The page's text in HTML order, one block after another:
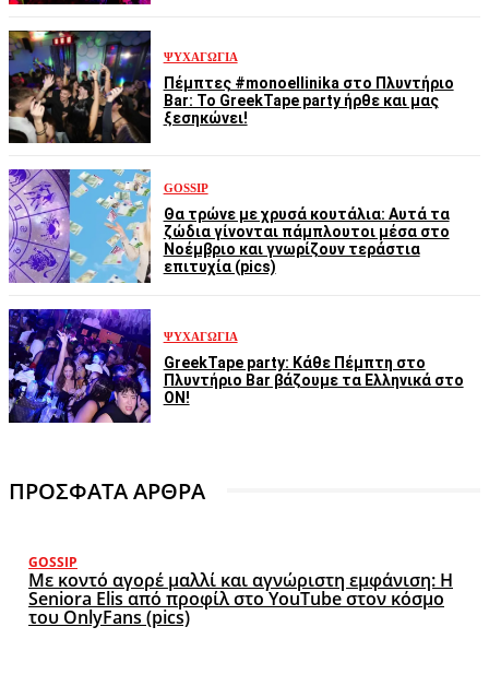
ΨΥΧΑΓΩΓΊΑ
Πέμπτες #monoellinika στο Πλυντήριο
Bar: Το GreekTape party ήρθε και μας
ξεσηκώνει!
GOSSIP
Θα τρώνε με χρυσά κουτάλια: Αυτά τα
ζώδια γίνονται πάμπλουτοι μέσα στο
Νοέμβριο και γνωρίζουν τεράστια
επιτυχία (pics)
ΨΥΧΑΓΩΓΊΑ
GreekTape party: Κάθε Πέμπτη στο
Πλυντήριο Bar βάζουμε τα Ελληνικά στο
ON!
ΠΡΟΣΦΑΤΑ ΑΡΘΡΑ
GOSSIP
Με κοντό αγορέ μαλλί και αγνώριστη εμφάνιση: Η
Seniora Elis από προφίλ στο YouTube στον κόσμο
του OnlyFans (pics)